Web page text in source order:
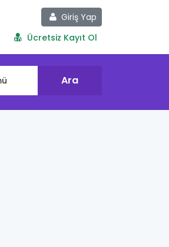
Giriş Yap
Ücretsiz Kayıt Ol